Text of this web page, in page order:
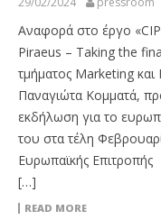
Αναφορά στο έργο
Piraeus – Taking the
τμήματος Marketing
Παναγιώτα Κομματά,
εκδήλωση για το
του στα τέλη
Ευρωπαϊκής Επιτροπής
[…]
READ MORE